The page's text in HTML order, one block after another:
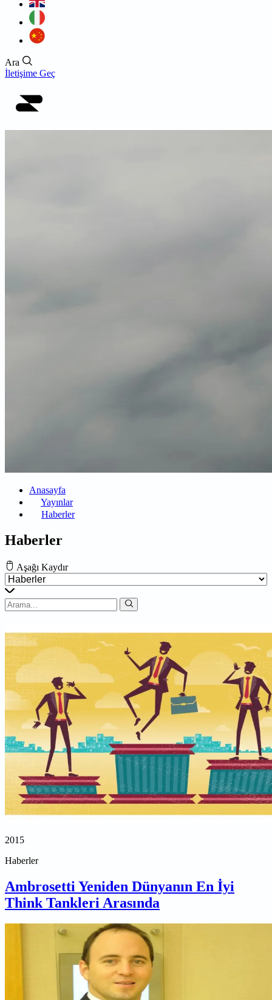
Ara
İletişime Geç
Anasayfa
Yayınlar
Haberler
Haberler
Aşağı Kaydır
2015
Haberler
Ambrosetti Yeniden Dünyanın En İyi
Think Tankleri Arasında